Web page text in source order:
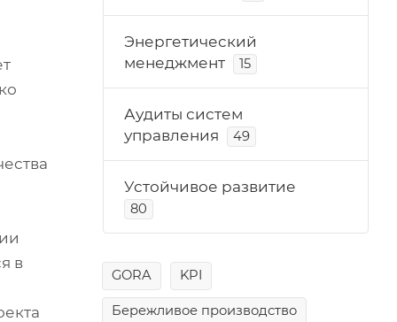
в
Энергетический
менеджмент
15
Аудиты систем
управления
49
Устойчивое развитие
80
GORA KPI
Бережливое производство